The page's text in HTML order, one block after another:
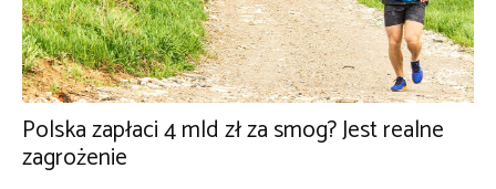
Polska zapłaci 4 mld zł za smog? Jest realne
zagrożenie